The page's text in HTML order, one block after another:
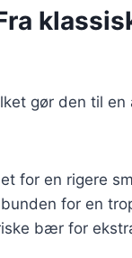
gør den til en
for en rigere
for en
bær for